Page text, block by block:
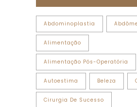
Abdominoplastia
Alimentação
Alimentação Pós-Operatória
Autoestima Beleza
Cirurgia De Sucesso